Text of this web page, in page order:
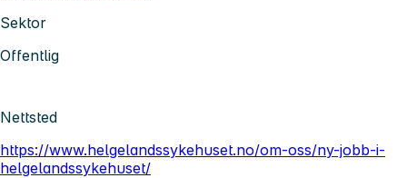
Sektor
Offentlig
Nettsted
https://www.helgelandssykehuset.no/om-oss/ny-jobb-i-
helgelandssykehuset/